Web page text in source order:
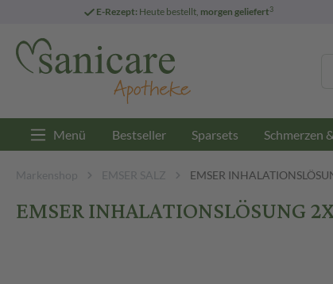
E-Rezept: Heute bestellt, morgen geliefert3
Menü Bestseller Sparsets Schmerzen
Markenshop EMSER SALZ EMSER
EMSER INHALATIONSLÖSUNG